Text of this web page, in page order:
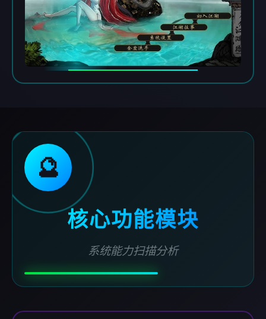
🔮
核心功能模块
系统能力扫描分析